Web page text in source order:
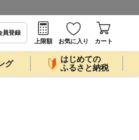
員登録
上限額
お気に入り カート
グ
はじめての
ふるさと納税